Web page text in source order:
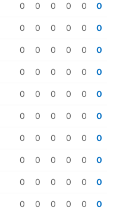
0 0 0 0 0 0
0 0 0 0 0 0
0 0 0 0 0 0
0 0 0 0 0 0
0 0 0 0 0 0
0 0 0 0 0 0
0 0 0 0 0 0
0 0 0 0 0 0
0 0 0 0 0 0
0 0 0 0 0 0